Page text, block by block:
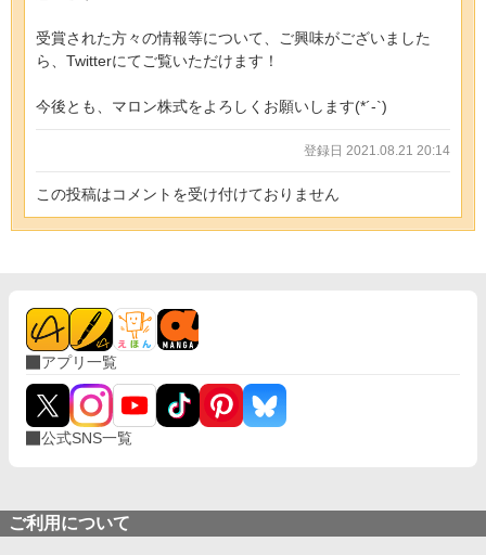
受賞された方々の情報等について、ご興味がございました
ら、Twitterにてご覧いただけます！
今後とも、マロン株式をよろしくお願いします(*´-`)
登録日 2021.08.21 20:14
この投稿はコメントを受け付けておりません
アプリ一覧
公式SNS一覧
ご利用について